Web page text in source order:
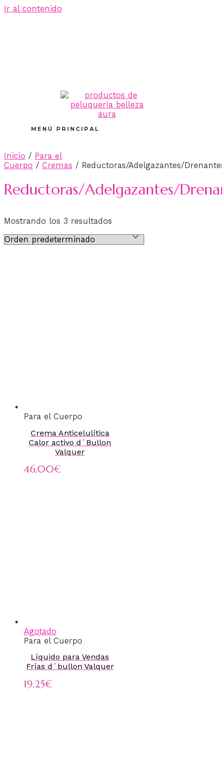
Ir al contenido
MENÚ PRINCIPAL
Inicio / Para el
Cuerpo / Cremas / Reductoras/Adelgazantes/
Reductoras/Adelgazantes/
Mostrando los 3 resultados
Para el Cuerpo
Crema Anticelulítica
Calor activo d´Bullon
Valquer
46,00€
Agotado
Para el Cuerpo
Líquido para Vendas
Frías d´bullon Valquer
19,25€